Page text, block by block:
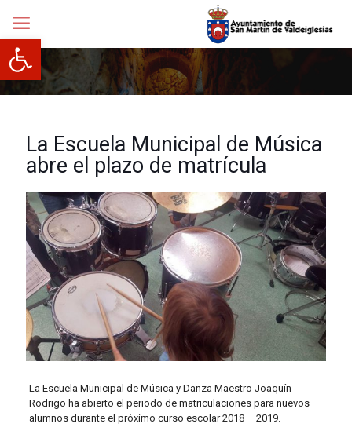
Abrir barra de herramientas
La Escuela Municipal de Música
abre el plazo de matrícula
La Escuela Municipal de Música y Danza Maestro Joaquín
Rodrigo ha abierto el periodo de matriculaciones para nuevos
alumnos durante el próximo curso escolar 2018 – 2019.